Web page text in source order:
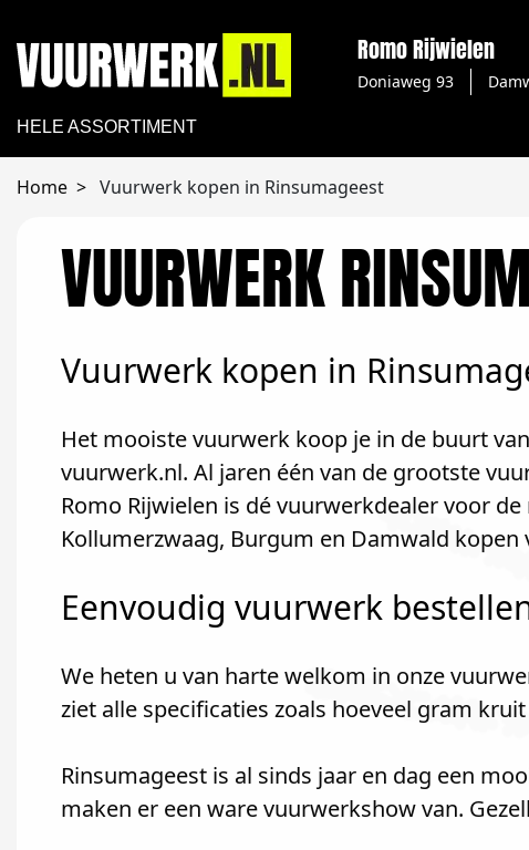
Romo Rijwielen
Doniaweg 93
HELE ASSORTIMENT
Home Vuurwerk kopen in Rinsumageest
VUURWERK
Vuurwerk kopen in
Het mooiste vuurwerk koop je in de buurt
vuurwerk.nl. Al jaren één van de grootste
Romo Rijwielen is dé vuurwerkdealer voor
Kollumerzwaag, Burgum en Damwald
Eenvoudig vuurwerk
We heten u van harte welkom in onze
ziet alle specificaties zoals hoeveel gram
Rinsumageest is al sinds jaar en dag een
maken er een ware vuurwerkshow van.